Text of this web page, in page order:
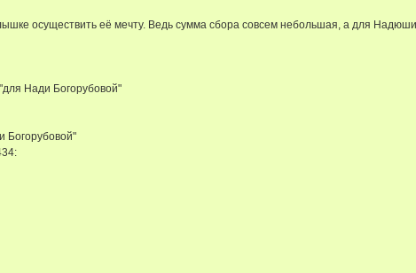
осуществить её мечту. Ведь сумма сбора совсем небольшая, а для
Нади Богорубовой"
Богорубовой"